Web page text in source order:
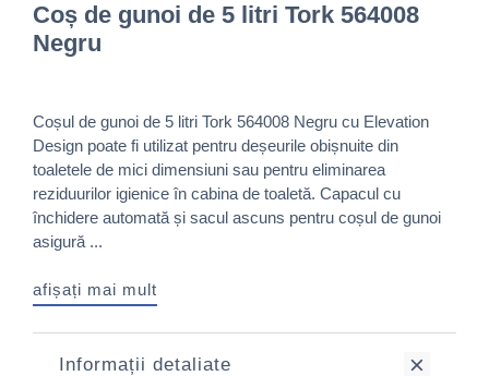
Coș de gunoi de 5 litri Tork 564008
Negru
Coșul de gunoi de 5 litri Tork 564008 Negru cu Elevation
Design poate fi utilizat pentru deșeurile obișnuite din
toaletele de mici dimensiuni sau pentru eliminarea
reziduurilor igienice în cabina de toaletă. Capacul cu
închidere automată și sacul ascuns pentru coșul de gunoi
asigură ...
afișați mai mult
Informații detaliate